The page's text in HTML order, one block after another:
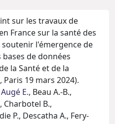
sur les travaux de
France sur la santé des
l'émergence de
bases de données
la Santé et de la
Paris 19 mars 2024).
Augé E., Beau A.-B.,
Charbotel B.,
P., Descatha A., Fery-